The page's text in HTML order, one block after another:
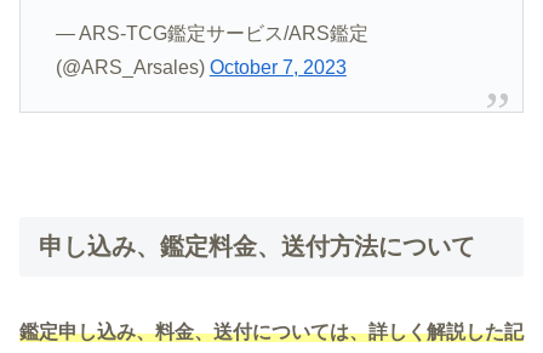
— ARS-TCG鑑定サービス/ARS鑑定
(@ARS_Arsales) October 7, 2023
申し込み、鑑定料金、送付方法について
鑑定申し込み、料金、送付については、詳しく解説した記